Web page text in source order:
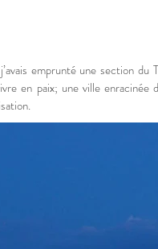
emprunté une section du
en paix; une ville